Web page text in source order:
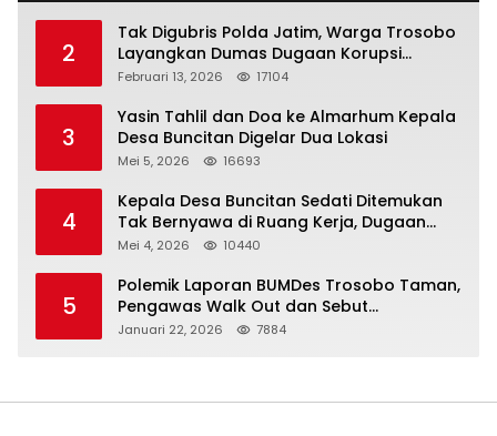
2
Tak Digubris Polda Jatim, Warga Trosobo
Layangkan Dumas Dugaan Korupsi
Oknum DPRD Sidoarjo ke Kapolri
Februari 13, 2026 17104
3
Yasin Tahlil dan Doa ke Almarhum Kepala
Desa Buncitan Digelar Dua Lokasi
Mei 5, 2026 16693
4
Kepala Desa Buncitan Sedati Ditemukan
Tak Bernyawa di Ruang Kerja, Dugaan
Bunuh Diri Menguat
Mei 4, 2026 10440
5
Polemik Laporan BUMDes Trosobo Taman,
Pengawas Walk Out dan Sebut
Kejanggalan
Januari 22, 2026 7884